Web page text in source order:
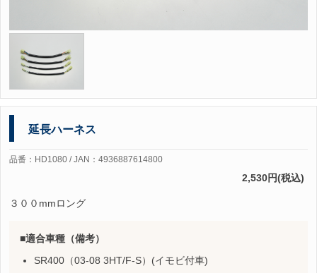
延長ハーネス
品番：HD1080 / JAN：4936887614800
2,530円(税込)
３００mmロング
適合車種（備考）
SR400（03-08 3HT/F-S）(イモビ付車)